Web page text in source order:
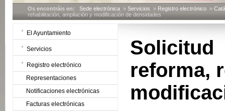
Os encontráis en: Sede electrónica » Servicios » Registro electrónico »
rehabilitación, ampliación y modificación de densidades
El Ayuntamiento
Servicios
Registro electrónico
Representaciones
Notificaciones electrónicas
Facturas electrónicas
reforma,